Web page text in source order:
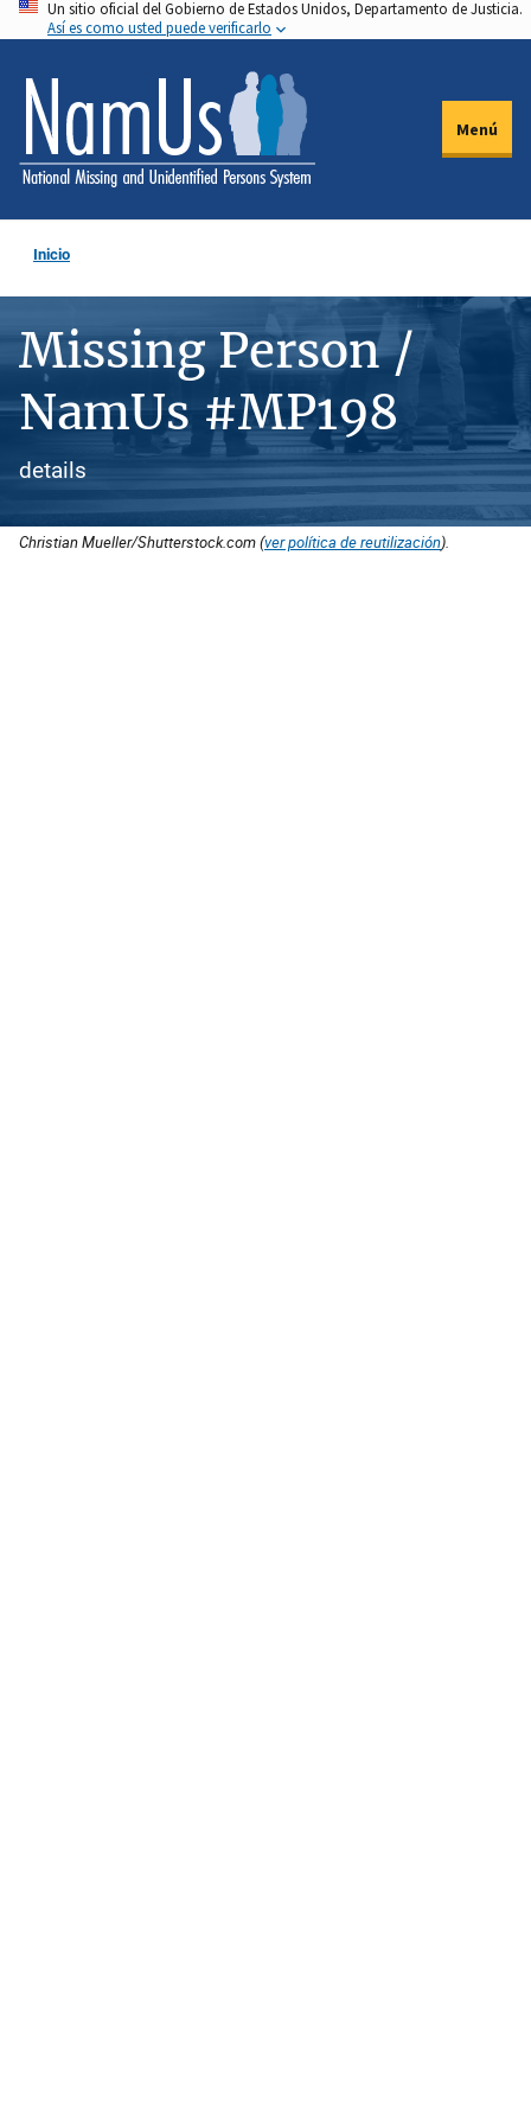
Pasar
al
contenido
principal
Un sitio oficial del Gobierno de Estados Unidos, Departamento de Justicia.
Así es como usted puede verificarlo
Menú
Inicio
Missing Person /
NamUs #MP198
details
Christian Mueller/Shutterstock.com (ver política de reutilización).